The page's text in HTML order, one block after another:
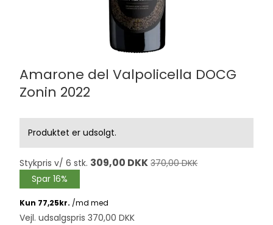
Amarone del Valpolicella DOCG
Zonin 2022
Produktet er udsolgt.
Stykpris v/ 6 stk. 309,00 DKK 370,00 DKK
Spar 16%
Vejl. udsalgspris 370,00 DKK